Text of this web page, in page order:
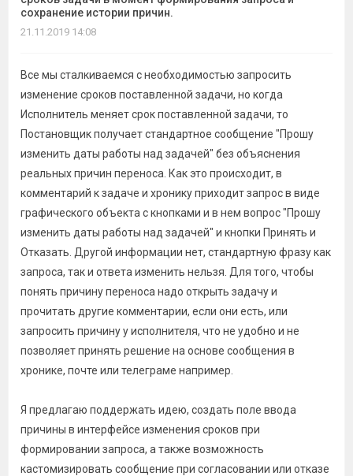
сохранение истории причин.
21.11.2019 14:08
Все мы сталкиваемся с необходимостью запросить
изменение сроков поставленной задачи, но когда
Исполнитель меняет срок поставленной задачи, то
Постановщик получает стандартное сообщение "Прошу
изменить даты работы над задачей" без объяснения
реальных причин переноса. Как это происходит, в
комментарий к задаче и хронику приходит запрос в виде
графического объекта с кнопками и в нем вопрос "Прошу
изменить даты работы над задачей" и кнопки Принять и
Отказать. Другой информации нет, стандартную фразу как
запроса, так и ответа изменить нельзя. Для того, чтобы
понять причину переноса надо открыть задачу и
прочитать другие комментарии, если они есть, или
запросить причину у исполнителя, что не удобно и не
позволяет принять решение на основе сообщения в
хронике, почте или телеграме например.
Я предлагаю поддержать идею, создать поле ввода
причины в интерфейсе изменения сроков при
формировании запроса, а также возможность
кастомизировать сообщение при согласовании или отказе